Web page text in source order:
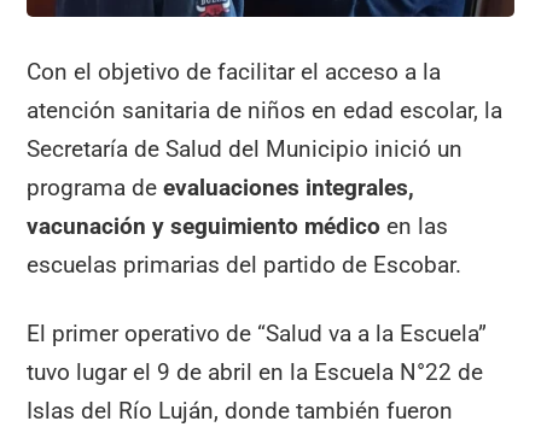
Con el objetivo de facilitar el acceso a la
atención sanitaria de niños en edad escolar, la
Secretaría de Salud del Municipio inició un
programa deevaluaciones integrales,
vacunación y seguimiento médicoen las
escuelas primarias del partido de Escobar.
El primer operativo de “Salud va a la Escuela”
tuvo lugar el 9 de abril en la Escuela N°22 de
Islas del Río Luján, donde también fueron